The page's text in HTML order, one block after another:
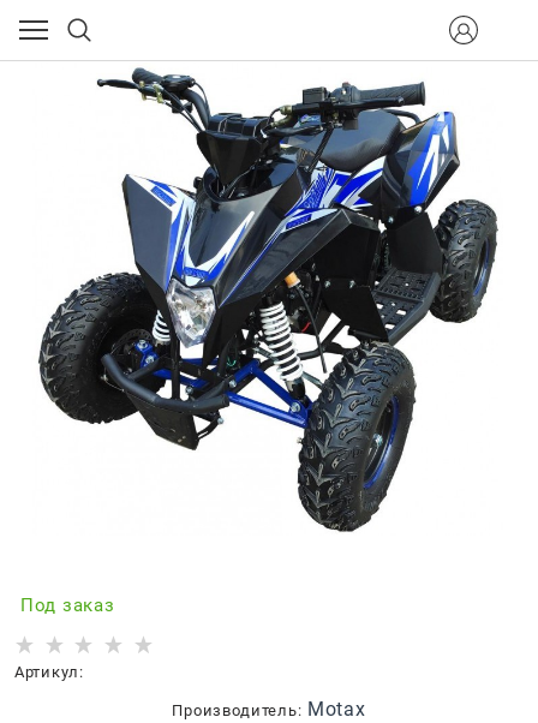
Под заказ
Артикул:
Производитель: Motax